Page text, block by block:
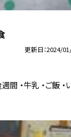
更新日 2024/
間 ・牛乳 ・ご飯